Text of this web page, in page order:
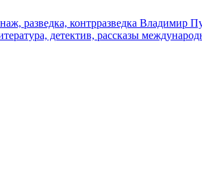
разведка, контрразведка Владимир
детектив, рассказы